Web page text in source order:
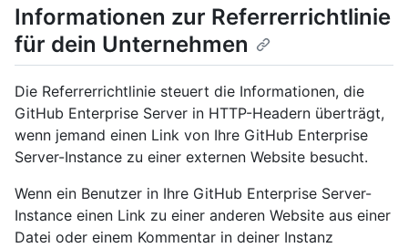
Informationen zur Referrerrichtlinie
für dein Unternehmen
Die Referrerrichtlinie steuert die Informationen, die
GitHub Enterprise Server in HTTP-Headern überträgt,
wenn jemand einen Link von Ihre GitHub Enterprise
Server-Instance zu einer externen Website besucht.
Wenn ein Benutzer in Ihre GitHub Enterprise Server-
Instance einen Link zu einer anderen Website aus einer
Datei oder einem Kommentar in deiner Instanz